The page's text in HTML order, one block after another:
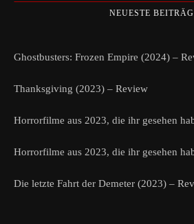
NEUESTE
Ghostbusters: Frozen Empire (2024) –
Thanksgiving (2023) – Review
Horrorfilme aus 2023, die ihr gesehen
Horrorfilme aus 2023, die ihr gesehen
Die letzte Fahrt der Demeter (2023) –